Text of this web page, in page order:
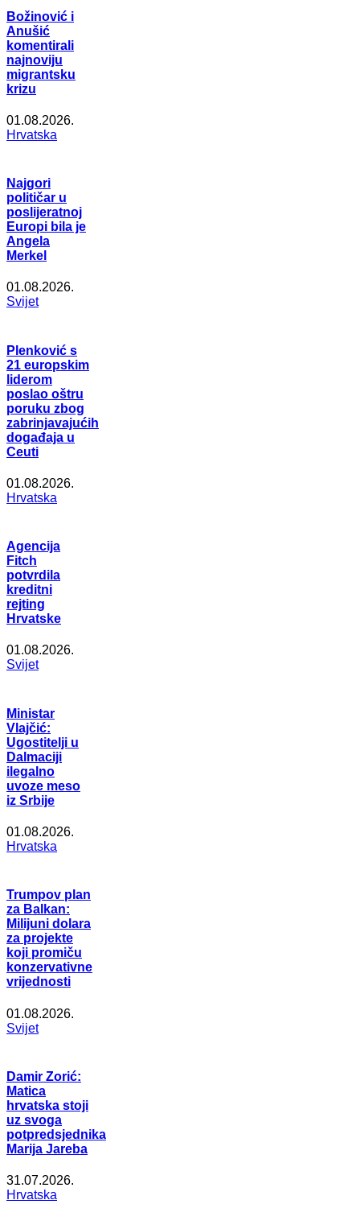
Božinović i
Anušić
komentirali
najnoviju
migrantsku
krizu
01.08.2026.
Hrvatska
Najgori
političar u
poslijeratnoj
Europi bila je
Angela
Merkel
01.08.2026.
Svijet
Plenković s
21 europskim
liderom
poslao oštru
poruku zbog
zabrinjavajućih
događaja u
Ceuti
01.08.2026.
Hrvatska
Agencija
Fitch
potvrdila
kreditni
rejting
Hrvatske
01.08.2026.
Svijet
Ministar
Vlajčić:
Ugostitelji u
Dalmaciji
ilegalno
uvoze meso
iz Srbije
01.08.2026.
Hrvatska
Trumpov plan
za Balkan:
Milijuni dolara
za projekte
koji promiču
konzervativne
vrijednosti
01.08.2026.
Svijet
Damir Zorić:
Matica
hrvatska stoji
uz svoga
potpredsjednika
Marija Jareba
31.07.2026.
Hrvatska